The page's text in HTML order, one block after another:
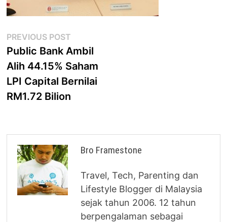
Post
navigation
PREVIOUS POST
post:
Public Bank Ambil
Alih 44.15% Saham
LPI Capital Bernilai
RM1.72 Bilion
Bro Framestone
Travel, Tech, Parenting dan
Lifestyle Blogger di Malaysia
sejak tahun 2006. 12 tahun
berpengalaman sebagai